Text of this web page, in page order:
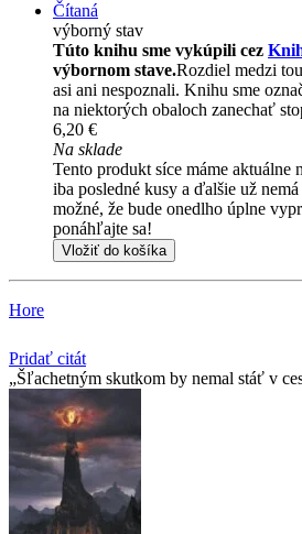
Čítaná
výborný stav
Túto knihu sme vykúpili cez
výbornom stave.Rozdiel medzi
asi ani nespoznali. Knihu sme
na niektorých obaloch zanechať
6,20 €
Na sklade
Tento produkt síce máme aktuálne
iba posledné kusy a ďalšie už
možné, že bude onedlho úplne
ponáhľajte sa!
Vložiť do košíka
Hore
Pridať citát
Šľachetným skutkom by nemal stáť v